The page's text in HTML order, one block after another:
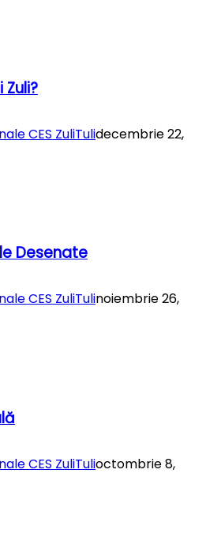
Zuli?
CES ZuliTulidecembrie 22,
Desenate
CES ZuliTulinoiembrie 26,
CES ZuliTulioctombrie 8,